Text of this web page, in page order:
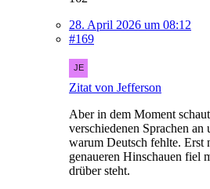
28. April 2026 um 08:12
#169
Zitat von Jefferson
Aber in dem Moment
verschiedenen Sprachen
warum Deutsch fehlte. Erst
genaueren Hinschauen fiel
drüber steht.